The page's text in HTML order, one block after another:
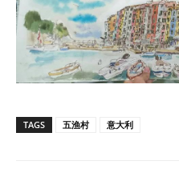
TAGS 五渔村 意大利